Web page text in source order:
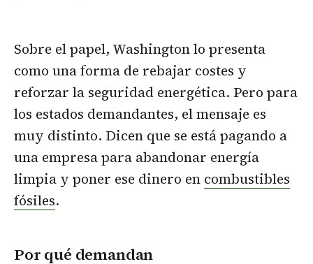
Sobre el papel, Washington lo presenta
como una forma de rebajar costes y
reforzar la seguridad energética. Pero para
los estados demandantes, el mensaje es
muy distinto. Dicen que se está pagando a
una empresa para abandonar energía
limpia y poner ese dinero en combustibles
fósiles.
Por qué demandan